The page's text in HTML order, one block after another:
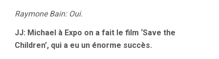
Raymone Bain: Oui.
JJ: Michael à Expo on a fait le film ‘Save the
Children’, qui a eu un énorme succès.